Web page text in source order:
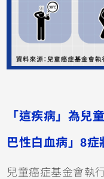
「這疾病」為兒
巴性白血病」8症
兒童癌症基金會執